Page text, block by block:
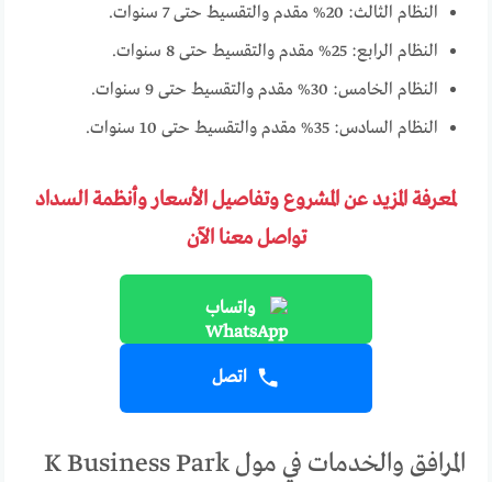
النظام الثالث: 20% مقدم والتقسيط حتى 7 سنوات.
النظام الرابع: 25% مقدم والتقسيط حتى 8 سنوات.
النظام الخامس: 30% مقدم والتقسيط حتى 9 سنوات.
النظام السادس: 35% مقدم والتقسيط حتى 10 سنوات.
لمعرفة المزيد عن المشروع وتفاصيل الأسعار وأنظمة السداد
تواصل معنا الآن
واتساب
اتصل
المرافق والخدمات في مول K Business Park